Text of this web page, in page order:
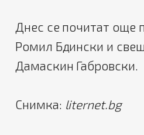
Днес се почитат още
Ромил Бдински и
Дамаскин Габровски.
Снимка: liternet.bg